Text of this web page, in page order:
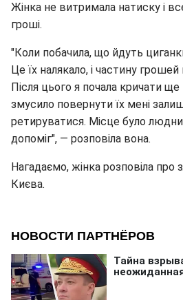
Жінка не витримала натиску і
гроші.
"Коли побачила, що йдуть
Це їх налякало, і частину
Після цього я почала кричати
змусило повернути їх мені
ретируватися. Місце було
допоміг", — розповіла вона.
Нагадаємо, жінка розповіла про
Києва.